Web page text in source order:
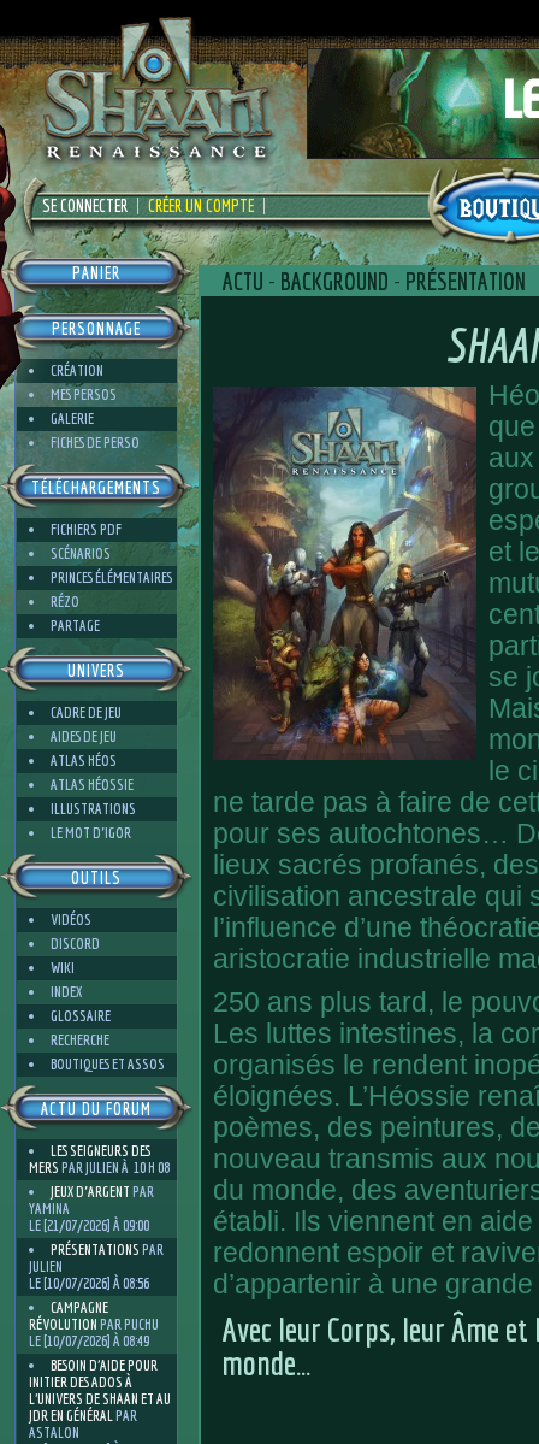
SE CONNECTER CRÉER UN COMPTE
PANIER
PERSONNAGE
CRÉATION
MES PERSOS
GALERIE
FICHES DE PERSO
TÉLÉCHARGEMENTS
FICHIERS PDF
SCÉNARIOS
PRINCES ÉLÉMENTAIRES
RÉZO
PARTAGE
UNIVERS
CADRE DE JEU
AIDES DE JEU
ATLAS HÉOS
ATLAS HÉOSSIE
ILLUSTRATIONS
LE MOT D'IGOR
OUTILS
VIDÉOS
DISCORD
WIKI
INDEX
GLOSSAIRE
RECHERCHE
BOUTIQUES ET ASSOS
ACTU DU FORUM
LES SEIGNEURS DES
MERS PAR JULIEN À 10 H 08
JEUX D'ARGENT PAR
YAMINA
LE [21/07/2026] À 09:00
PRÉSENTATIONS PAR
JULIEN
LE [10/07/2026] À 08:56
CAMPAGNE
RÉVOLUTION PAR PUCHU
LE [10/07/2026] À 08:49
BESOIN D’AIDE POUR
INITIER DES ADOS À
L’UNIVERS DE SHAAN ET AU
JDR EN GÉNÉRALPAR
ASTALON
ACTU - BACKGROUND - PRÉSENTATION
et
se
le
ne tarde pas à faire de
pour ses autochtones…
lieux sacrés profanés,
civilisation ancestrale qui
l’influence d’une
aristocratie industrielle
250 ans plus tard, le
Les luttes intestines, la
organisés le rendent
éloignées. L’Héossie
poèmes, des peintures,
nouveau transmis aux
du monde, des
établi. Ils viennent en
redonnent espoir et
d’appartenir à une
Avec leur Corps, leur Âme
monde…